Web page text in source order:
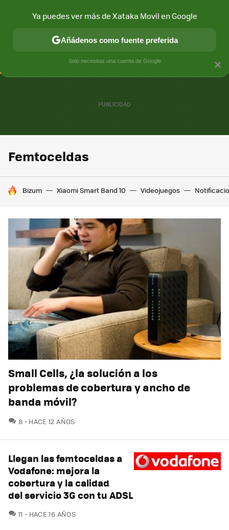
CONECTIVIDAD MÓVIL Y SOCIEDAD APLICACIONES
Femtoceldas
HOY SE HABLA DE
Bizum Xiaomi Smart Band 10 Videojuegos
Small Cells, ¿la solución a los
problemas de cobertura y ancho de
banda móvil?
8 COMENTARIOS
HACE 12 AÑOS
Llegan las femtoceldas a
Vodafone: mejora la
cobertura y la calidad
del servicio 3G con tu ADSL
11 COMENTARIOS
HACE 16 AÑOS
×
Ya puedes ver más de Xataka Movil en Google
Añádenos como fuente preferida
Solo necesitas una cuenta de Google